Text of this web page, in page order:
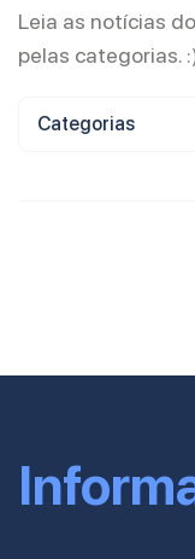
Leia as notícias
pelas categorias.
Categorias